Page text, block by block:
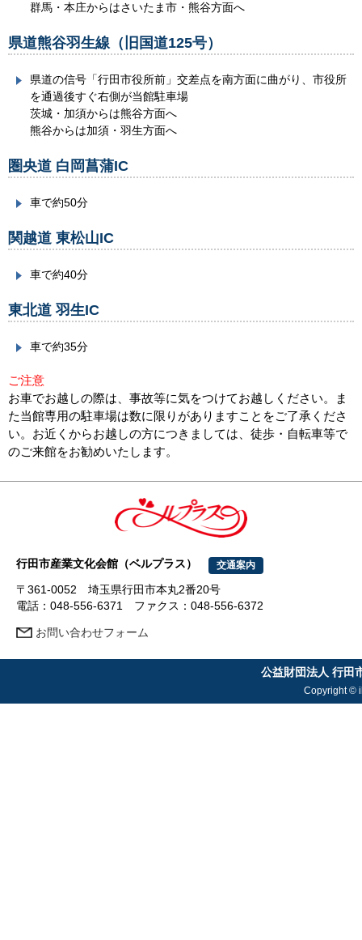
群馬・本庄からはさいたま市・熊谷方面へ
県道熊谷羽生線（旧国道125号）
県道の信号「行田市役所前」交差点を南方面に曲がり、市役所
を通過後すぐ右側が当館駐車場
茨城・加須からは熊谷方面へ
熊谷からは加須・羽生方面へ
圏央道 白岡菖蒲IC
車で約50分
関越道 東松山IC
車で約40分
東北道 羽生IC
車で約35分
ご注意
お車でお越しの際は、事故等に気をつけてお越しください。ま
た当館専用の駐車場は数に限りがありますことをご了承くださ
い。お近くからお越しの方につきましては、徒歩・自転車等で
のご来館をお勧めいたします。
行田市産業文化会館（ベルプラス） 交通案内
〒361-0052 埼玉県行田市本丸2番20号
電話：048-556-6371 ファクス：048-556-6372
お問い合わせフォーム
公益財団法人 行田
Copyright ©